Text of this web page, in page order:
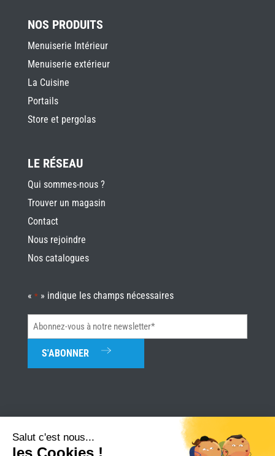
NOS PRODUITS
Menuiserie Intérieur
Menuiserie extérieur
La Cuisine
Portails
Store et pergolas
LE RÉSEAU
Qui sommes-nous ?
Trouver un magasin
Contact
Nous rejoindre
Nos catalogues
« * » indique les champs nécessaires
Abonnez-
vous
notre
Salut c'est nous...
les Cookies !